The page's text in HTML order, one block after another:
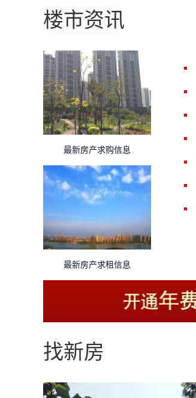
楼市资讯
最新房产求购信息
最新房产求租信息
找新房